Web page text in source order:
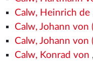
Calw, Heinrich de
Calw, Johann von
Calw, Johann von
Calw, Konrad von